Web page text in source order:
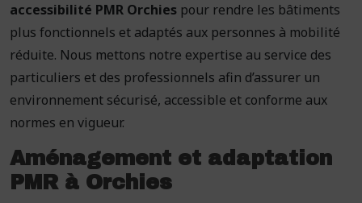
accessibilité PMR Orchies pour rendre les bâtiments
plus fonctionnels et adaptés aux personnes à mobilité
réduite. Nous mettons notre expertise au service des
particuliers et des professionnels afin d’assurer un
environnement sécurisé, accessible et conforme aux
normes en vigueur.
Aménagement et adaptation
PMR à Orchies